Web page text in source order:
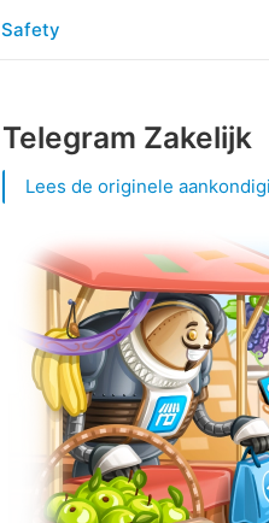
Safety
Telegram Zakelijk
Lees de originele